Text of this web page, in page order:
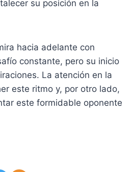
su posición en la
hacia adelante con
constante, pero su inicio
La atención en la
este ritmo y, por otro lado,
este formidable oponente